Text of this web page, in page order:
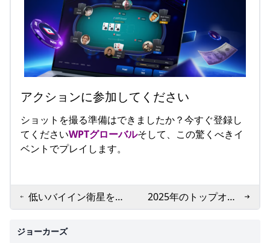
アクションに参加してください
ショットを撮る準備はできましたか？今すぐ登録し
てくださいWPTグローバルそして、この驚くべきイ
ベントでプレイします。
低いバイイン衛星を介
してWPTグローバル
メインイベントの資格
2025年のトップオン
ラインカジノアプリ
ジョーカーズ